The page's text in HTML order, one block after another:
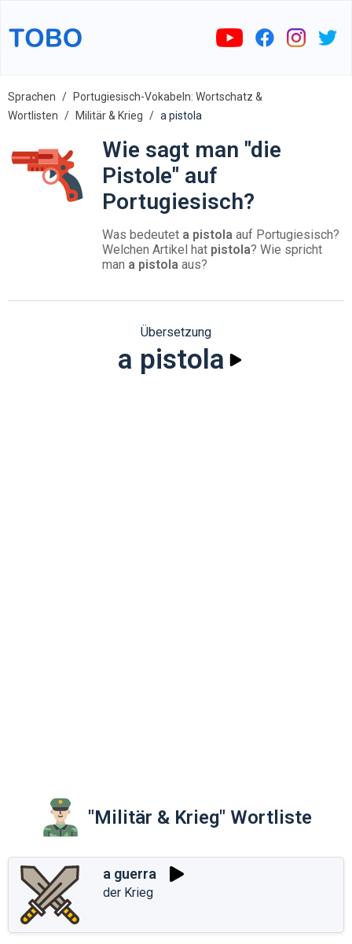
Sprachen
Portugiesisch-Vokabeln: Wortschatz &
Wortlisten
Militär & Krieg a pistola
Wie sagt man "die
Pistole" auf
Portugiesisch?
Was bedeutet a pistola auf Portugiesisch?
Welchen Artikel hat pistola? Wie spricht
man a pistola aus?
Übersetzung
a pistola
"Militär & Krieg" Wortliste
a guerra
der Krieg